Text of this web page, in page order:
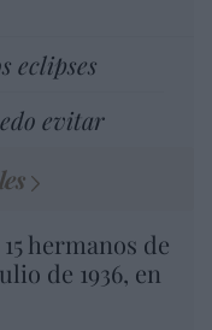
eclipses
evitar
hermanos de
de 1936, en